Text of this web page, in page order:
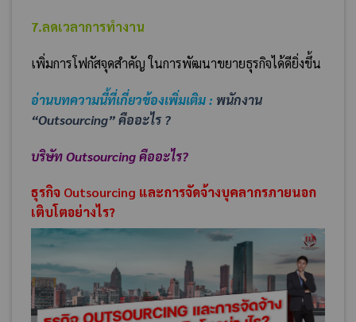
7.ลดเวลาการทำงาน
เพิ่มการโฟกัสจุดสำคัญ ในการพัฒนาขยายธุรกิจได้ดียิ่งขึ้น
อ่านบทความนี้ที่เกี่ยวข้องเพิ่มเติม : พนักงาน
“Outsourcing” คืออะไร ?
บริษัท Outsourcing คืออะไร?
ธุรกิจ Outsourcing และการจัดจ้างบุคลากรภายนอก
เติบโตอย่างไร?